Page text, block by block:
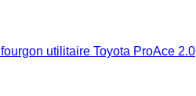
fourgon utilitaire Toyota ProAce 2.0